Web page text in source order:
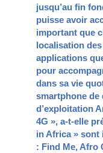
jusqu’au fin
puisse avoir
important que
localisation
applications
pour
dans sa vie
smartphone de
d’exploitation
4G », a-t-elle
in Africa » sont
: Find Me, Afro